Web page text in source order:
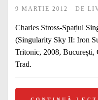
9 MARTIE 2012 DE
Charles Stross-Spațiul
(Singularity Sky II: Iron
Tritonic, 2008, București,
Trad.